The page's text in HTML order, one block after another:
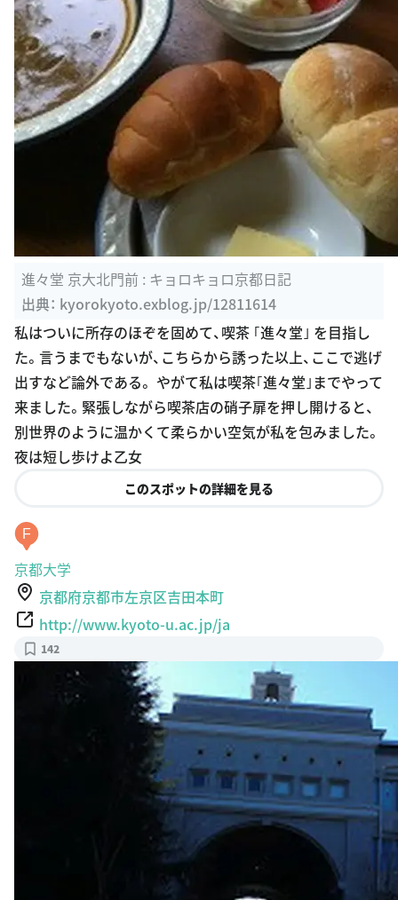
進々堂 京大北門前 : キョロキョロ京都日記
出典： kyorokyoto.exblog.jp/12811614
私はついに所存のほぞを固めて、喫茶 ｢進々堂｣ を目指し
た。言うまでもないが、こちらから誘った以上、ここで逃げ
出すなど論外である。 やがて私は喫茶｢進々堂｣までやって
来ました。緊張しながら喫茶店の硝子扉を押し開けると、
別世界のように温かくて柔らかい空気が私を包みました。
夜は短し歩けよ乙女
このスポットの詳細を見る
F
京都大学
京都府京都市左京区吉田本町
http://www.kyoto-u.ac.jp/ja
142